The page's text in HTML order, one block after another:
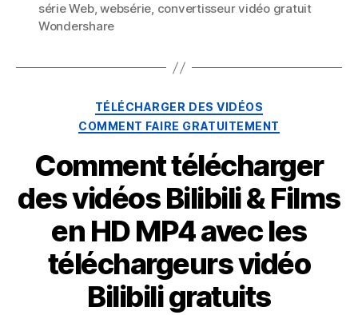
série Web,websérie, convertisseur vidéo gratuit
Wondershare
Catégories
TÉLÉCHARGER DES VIDÉOS
COMMENT FAIRE GRATUITEMENT
Comment télécharger
des vidéos Bilibili & Films
en HD MP4 avec les
téléchargeurs vidéo
Bilibili gratuits